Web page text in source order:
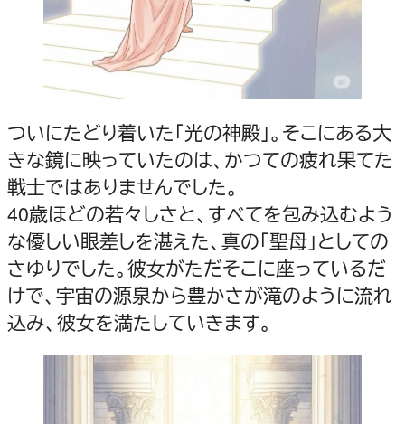
ついにたどり着いた「光の神殿」。そこにある大
きな鏡に映っていたのは、かつての疲れ果てた
戦士ではありませんでした。
40歳ほどの若々しさと、すべてを包み込むよう
な優しい眼差しを湛えた、真の「聖母」としての
さゆりでした。彼女がただそこに座っているだ
けで、宇宙の源泉から豊かさが滝のように流れ
込み、彼女を満たしていきます。